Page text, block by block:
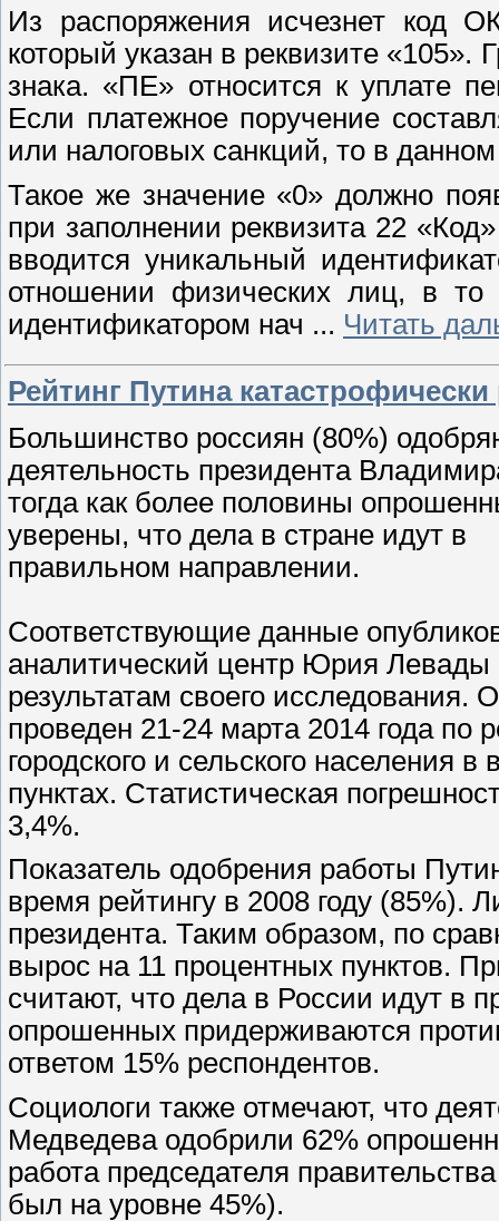
Из распоряжения исчезнет код
который указан в реквизите «105».
знака. «ПЕ» относится к уплате
Если платежное поручение
или налоговых санкций, то в
Такое же значение «0» должно
при заполнении реквизита 22
вводится уникальный
отношении физических лиц, в то
идентификатором нач ... Читать
Рейтинг Путина катастрофически
Большинство россиян (80%)
деятельность президента
тогда как более половины
уверены, что дела в стране идут в
правильном направлении.
Соответствующие данные
аналитический центр Юрия Левады
результатам своего исследования.
проведен 21-24 марта 2014 года по
городского и сельского населения
пунктах. Статистическая
3,4%.
Показатель одобрения работы
время рейтингу в 2008 году (85%).
президента. Таким образом, по
вырос на 11 процентных пунктов.
считают, что дела в России идут в
опрошенных придерживаются
ответом 15% респондентов.
Социологи также отмечают, что
Медведева одобрили 62%
работа председателя
был на уровне 45%).